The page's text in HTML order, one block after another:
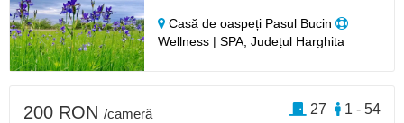
Casă de oaspeți Pasul Bucin
Wellness | SPA, Județul Harghita
200 RON /cameră 1 - 54
27